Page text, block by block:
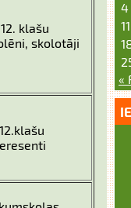
klašu
skolotāji
4
11
«